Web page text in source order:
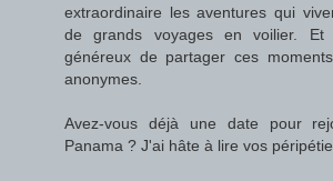
extraordinaire les aventures qui
de grands voyages en voilier.
généreux de partager ces
anonymes.
Avez-vous déjà une date pour
Panama ? J'ai hâte à lire vos